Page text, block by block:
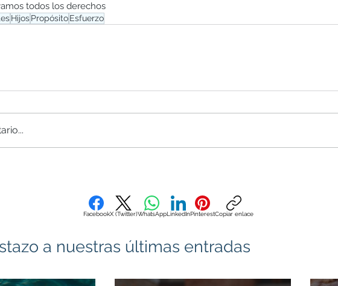
todos los derechos
HijosPropósitoEsfuerzo
FacebookX (Twitter)WhatsAppLinkedInPinterestCopiar enlace
a nuestras últimas entradas